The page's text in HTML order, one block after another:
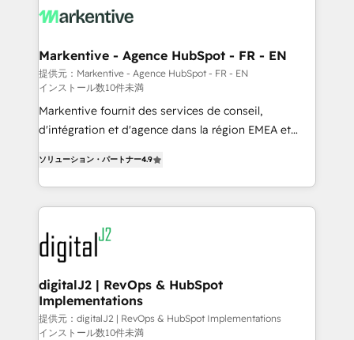
What do you get? 🤓 Our client's are too busy to
Personal Consultant + Tech Team to handle the
heavy lifting of mapping out AND building your ideal
system. + Get best practices and 'don't know what
you don't know' recommendations to maximize
conversions! OTF is an Elite Partner (top 1% of
Partner of the Year 💥 Trusted by 2,500+ companies
to help them scale and close more business, by
using HubSpot (the right way). ⭐️ Here's more info:
learn more!
Markentive - Agence HubSpot - FR - EN
提供元：Markentive - Agence HubSpot - FR - EN
インストール数10件未満
Markentive fournit des services de conseil,
d'intégration et d'agence dans la région EMEA et
marketing automation, Growth, Revops, CRM et
webdesign. Markentive is both a consulting firm, a
digital agency and an integrator. With over 115
experts in marketing automation, growth, revops,
CRM and webdesign (We focus on EMEA - USA
customers).
ソリューション・パートナー4.9
digitalJ2 | RevOps & HubSpot
Implementations
提供元：digitalJ2 | RevOps & HubSpot Implementations
インストール数10件未満